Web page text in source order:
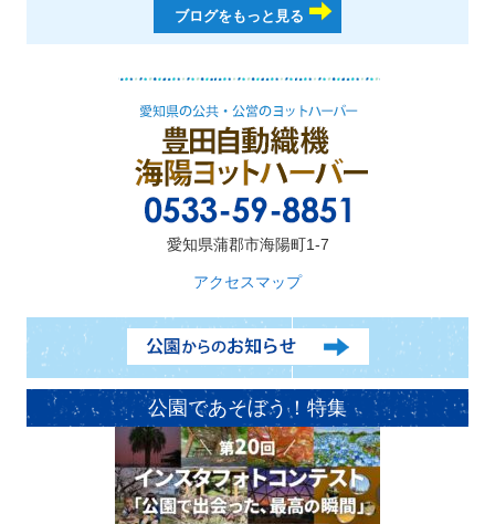
ブログをもっと見る
愛知県蒲郡市海陽町1-7
アクセスマップ
公園であそぼう！特集